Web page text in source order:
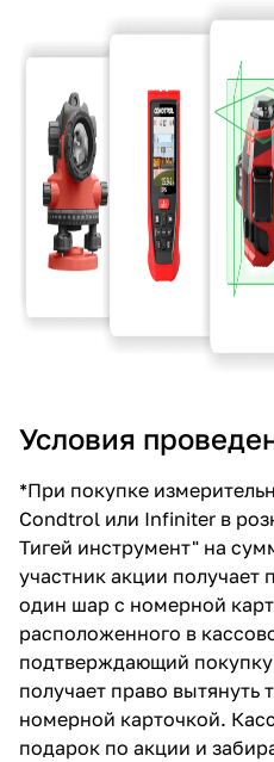
Условия
*При покупке
Condtrol или Infiniter в
Тигей инструмент" на
участник акции получает
один шар с номерной
расположенного в
подтверждающий
получает право вытянуть
номерной карточкой.
подарок по акции и